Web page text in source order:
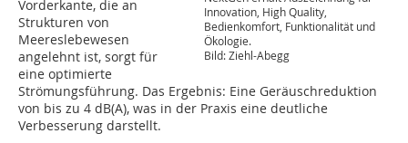
Innovation, High Quality,
Bedienkomfort, Funktionalität und
Ökologie.
Bild: Ziehl-Abegg
Vorderkante, die an
Strukturen von
Meereslebewesen
angelehnt ist, sorgt für
eine optimierte
Strömungsführung. Das Ergebnis: Eine Geräuschreduktion
von bis zu 4 dB(A), was in der Praxis eine deutliche
Verbesserung darstellt.